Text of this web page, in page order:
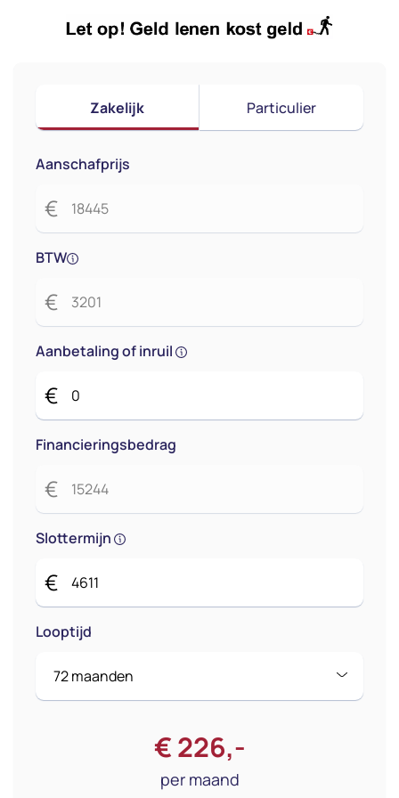
Zakelijk Particulier
Aanschafprijs
€
BTW
€
Aanbetaling of inruil
€
Financieringsbedrag
€
Slottermijn
€
Looptijd
€226,-
per maand